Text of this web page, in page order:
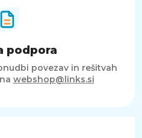
podpora
povezav in rešitvah
webshop@links.si